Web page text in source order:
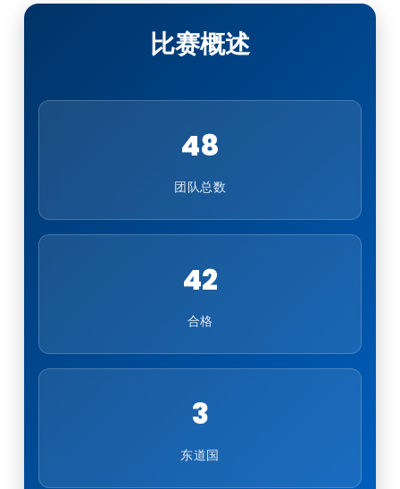
比赛概述
48
团队总数
42
合格
3
东道国